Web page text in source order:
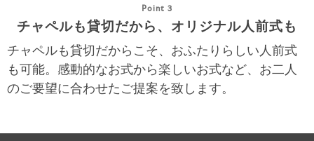
Point 3
チャペルも貸切だから、オリジナル人前式も
チャペルも貸切だからこそ、おふたりらしい人前式
も可能。感動的なお式から楽しいお式など、お二人
のご要望に合わせたご提案を致します。